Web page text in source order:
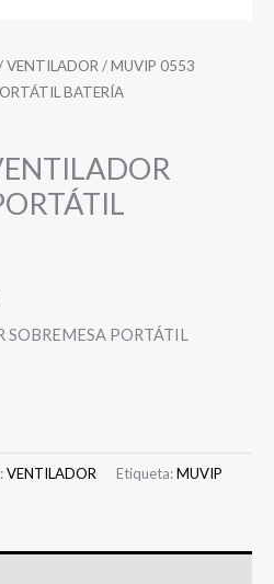
VENTILADOR / MUVIP 0553
BATERÍA
PORTÁTIL
VENTILADOR Etiqueta:MUVIP